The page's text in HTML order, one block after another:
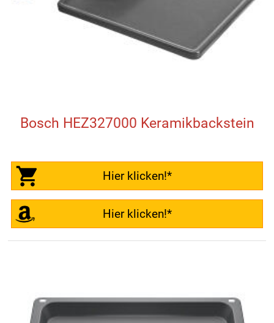
Bosch HEZ327000 Keramikbackstein
Hier klicken!*
Hier klicken!*